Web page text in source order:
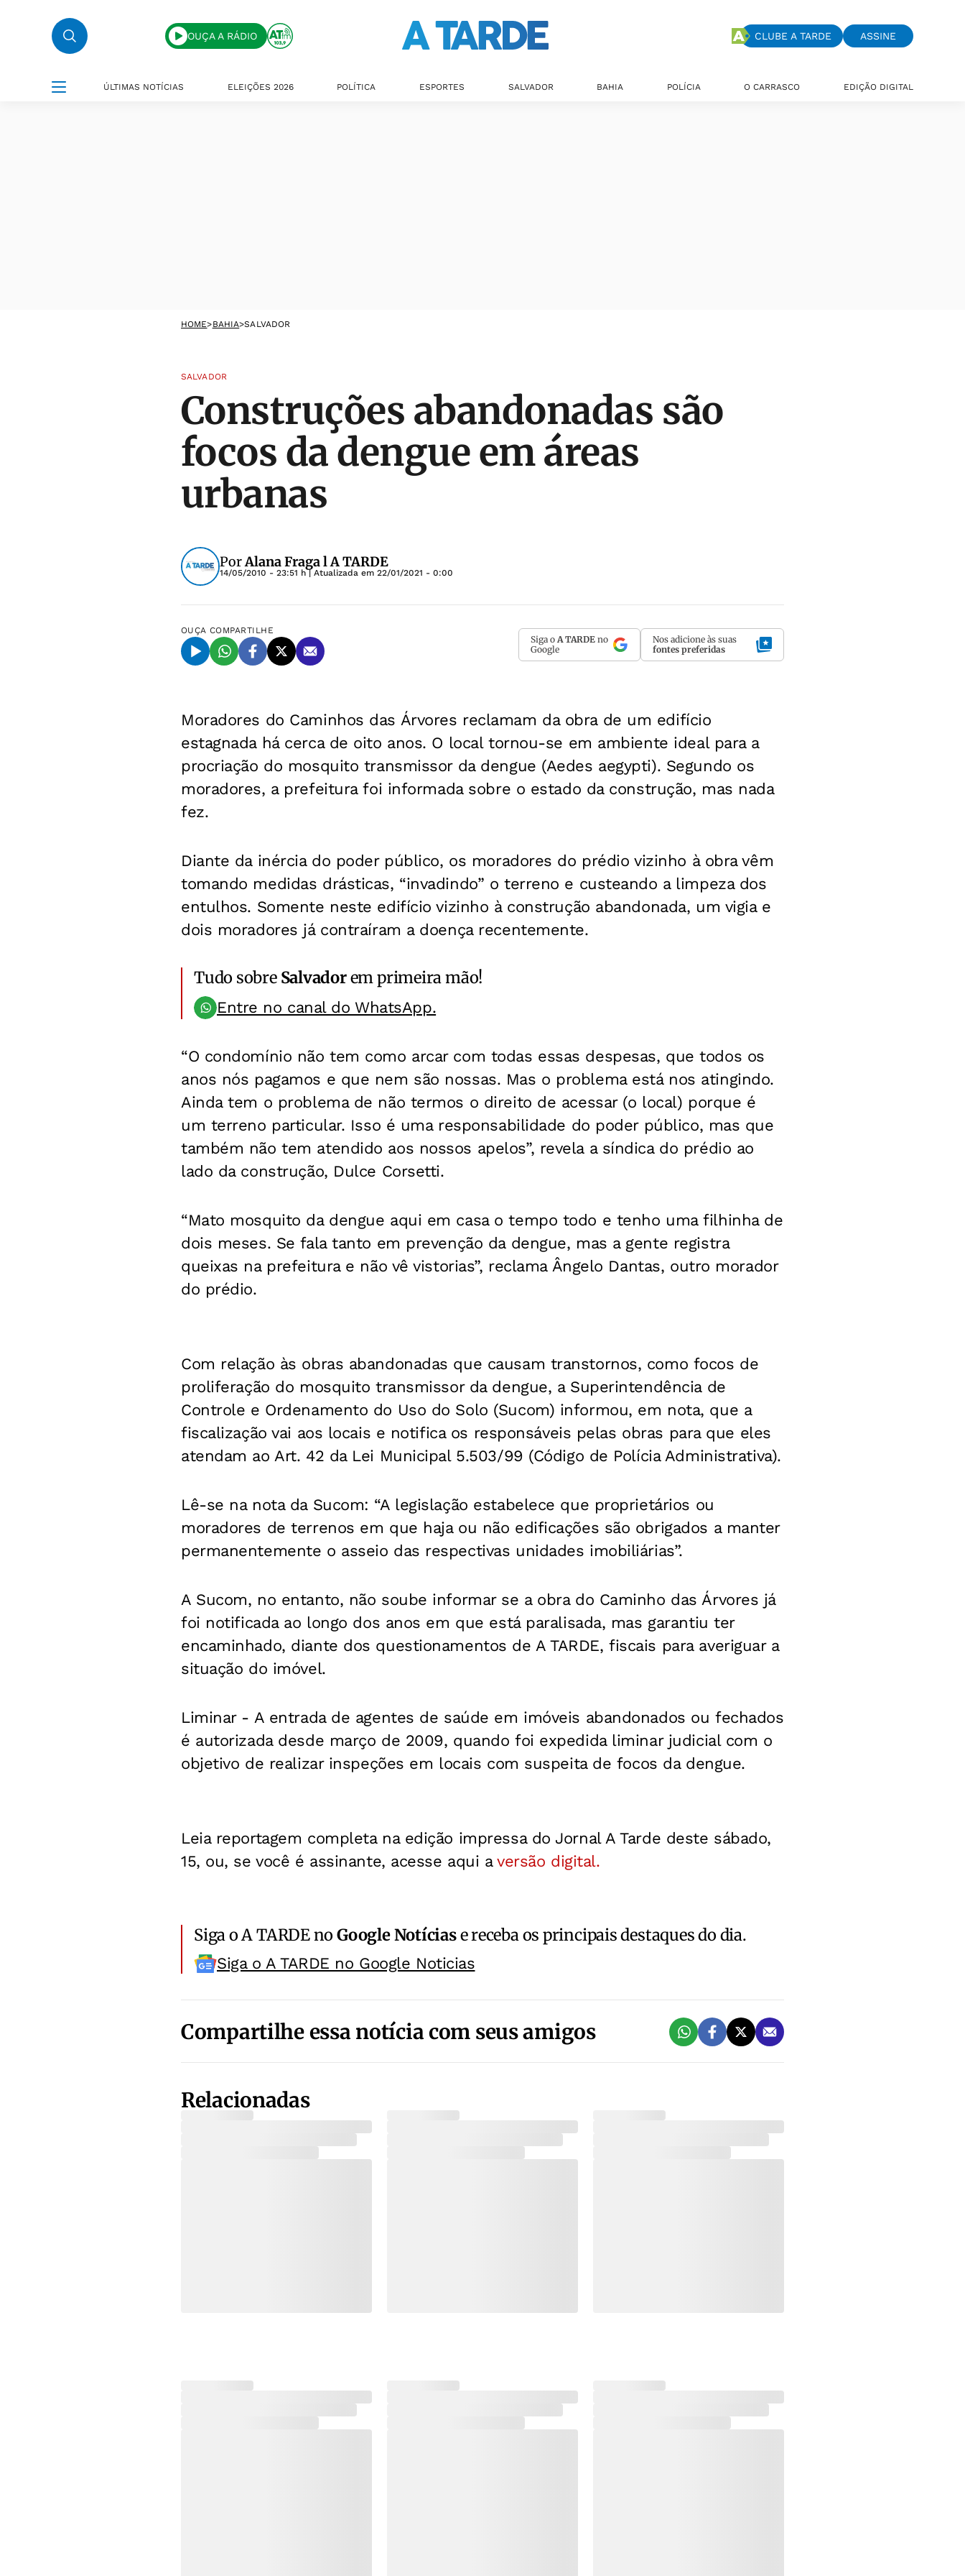
OUÇA A RÁDIO CLUBE A TARDE ASSINE
ÚLTIMAS NOTÍCIAS ELEIÇÕES 2026 POLÍTICA ESPORTES SALVADOR BAHIA POLÍCIA O CARRASCO EDIÇÃO DIGITAL
HOME>BAHIA>SALVADOR
SALVADOR
Construções abandonadas são
focos da dengue em áreas
urbanas
PorAlana Fraga l A TARDE
14/05/2010 - 23:51 h| Atualizada em 22/01/2021 - 0:00
OUÇA COMPARTILHE
Siga o A TARDE no
Google
Nos adicione às suas
fontes preferidas
Moradores do Caminhos das Árvores reclamam da obra de um edifício
estagnada há cerca de oito anos. O local tornou-se em ambiente ideal para a
procriação do mosquito transmissor da dengue (Aedes aegypti). Segundo os
moradores, a prefeitura foi informada sobre o estado da construção, mas nada
fez.
Diante da inércia do poder público, os moradores do prédio vizinho à obra vêm
tomando medidas drásticas, “invadindo” o terreno e custeando a limpeza dos
entulhos. Somente neste edifício vizinho à construção abandonada, um vigia e
dois moradores já contraíram a doença recentemente.
Tudo sobre Salvadorem primeira mão!
Entre no canal do WhatsApp.
“O condomínio não tem como arcar com todas essas despesas, que todos os
anos nós pagamos e que nem são nossas. Mas o problema está nos atingindo.
Ainda tem o problema de não termos o direito de acessar (o local) porque é
um terreno particular. Isso é uma responsabilidade do poder público, mas que
também não tem atendido aos nossos apelos”, revela a síndica do prédio ao
lado da construção, Dulce Corsetti.
“Mato mosquito da dengue aqui em casa o tempo todo e tenho uma filhinha de
dois meses. Se fala tanto em prevenção da dengue, mas a gente registra
queixas na prefeitura e não vê vistorias”, reclama Ângelo Dantas, outro morador
do prédio.
Com relação às obras abandonadas que causam transtornos, como focos de
proliferação do mosquito transmissor da dengue, a Superintendência de
Controle e Ordenamento do Uso do Solo (Sucom) informou, em nota, que a
fiscalização vai aos locais e notifica os responsáveis pelas obras para que eles
atendam ao Art. 42 da Lei Municipal 5.503/99 (Código de Polícia Administrativa).
Lê-se na nota da Sucom: “A legislação estabelece que proprietários ou
moradores de terrenos em que haja ou não edificações são obrigados a manter
permanentemente o asseio das respectivas unidades imobiliárias”.
A Sucom, no entanto, não soube informar se a obra do Caminho das Árvores já
foi notificada ao longo dos anos em que está paralisada, mas garantiu ter
encaminhado, diante dos questionamentos de A TARDE, fiscais para averiguar a
situação do imóvel.
Liminar - A entrada de agentes de saúde em imóveis abandonados ou fechados
é autorizada desde março de 2009, quando foi expedida liminar judicial com o
objetivo de realizar inspeções em locais com suspeita de focos da dengue.
Leia reportagem completa na edição impressa do Jornal A Tarde deste sábado,
15, ou, se você é assinante, acesse aqui aversão digital.
Siga o A TARDE noGoogle Notíciase receba os principais destaques do dia.
Siga o A TARDE no Google Noticias
Compartilhe essa notícia com seus amigos
Relacionadas